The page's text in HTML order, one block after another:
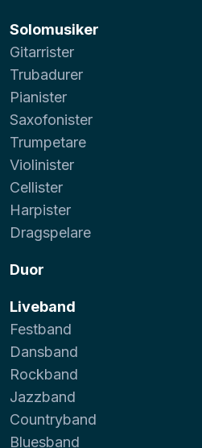
Solomusiker
Gitarrister
Trubadurer
Pianister
Saxofonister
Trumpetare
Violinister
Cellister
Harpister
Dragspelare
Duor
Liveband
Festband
Dansband
Rockband
Jazzband
Countryband
Bluesband